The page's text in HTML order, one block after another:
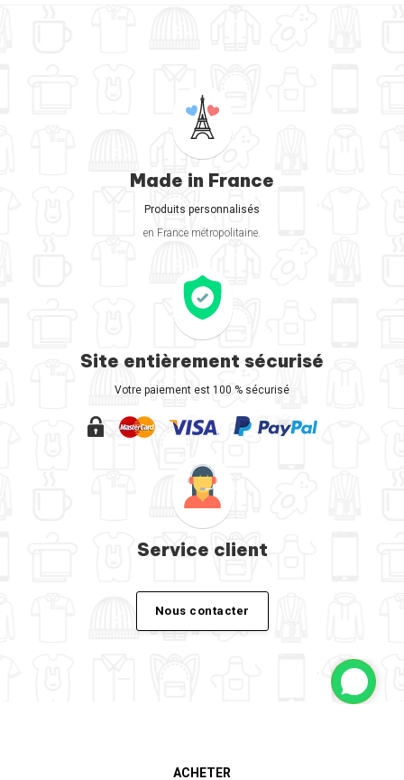
Made in France
Produits personnalisés
en France métropolitaine.
Site entièrement sécurisé
Votre paiement est 100 % sécurisé
Service client
Nous contacter
ACHETER